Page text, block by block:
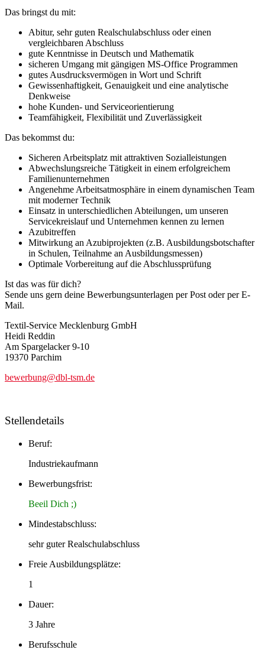
Das bringst du mit:
Abitur, sehr guten Realschulabschluss oder einen
vergleichbaren Abschluss
gute Kenntnisse in Deutsch und Mathematik
sicheren Umgang mit gängigen MS-Office Programmen
gutes Ausdrucksvermögen in Wort und Schrift
Gewissenhaftigkeit, Genauigkeit und eine analytische
Denkweise
hohe Kunden- und Serviceorientierung
Teamfähigkeit, Flexibilität und Zuverlässigkeit
Das bekommst du:
Sicheren Arbeitsplatz mit attraktiven Sozialleistungen
Abwechslungsreiche Tätigkeit in einem erfolgreichem
Familienunternehmen
Angenehme Arbeitsatmosphäre in einem dynamischen Team
mit moderner Technik
Einsatz in unterschiedlichen Abteilungen, um unseren
Servicekreislauf und Unternehmen kennen zu lernen
Azubitreffen
Mitwirkung an Azubiprojekten (z.B. Ausbildungsbotschafter
in Schulen, Teilnahme an Ausbildungsmessen)
Optimale Vorbereitung auf die Abschlussprüfung
Ist das was für dich?
Sende uns gern deine Bewerbungsunterlagen per Post oder per E-
Mail.
Textil-Service Mecklenburg GmbH
Heidi Reddin
Am Spargelacker 9-10
19370 Parchim
bewerbung@dbl-tsm.de
Stellendetails
Beruf:
Industriekaufmann
Bewerbungsfrist:
Beeil Dich ;)
Mindestabschluss:
sehr guter Realschulabschluss
Freie Ausbildungsplätze:
1
Dauer:
3 Jahre
Berufsschule